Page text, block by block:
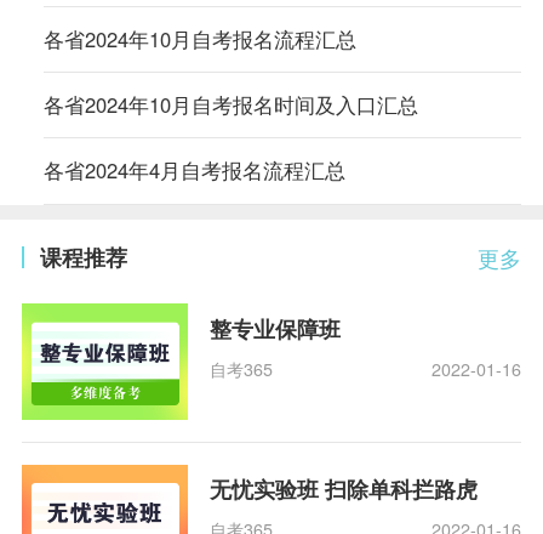
各省2024年10月自考报名流程汇总
各省2024年10月自考报名时间及入口汇总
各省2024年4月自考报名流程汇总
更多
课程推荐
整专业保障班
自考365 2022-01-16
无忧实验班 扫除单科拦路虎